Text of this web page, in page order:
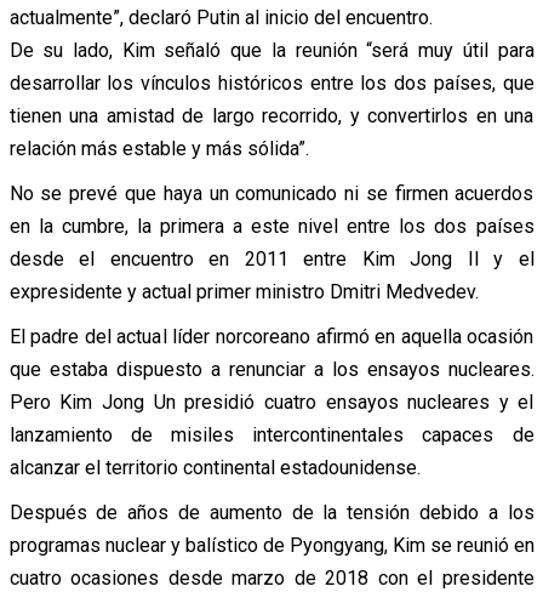
actualmente”, declaró Putin al inicio del encuentro.
De su lado, Kim señaló que la reunión “será muy útil para
desarrollar los vínculos históricos entre los dos países, que
tienen una amistad de largo recorrido, y convertirlos en una
relación más estable y más sólida”.
No se prevé que haya un comunicado ni se firmen acuerdos
en la cumbre, la primera a este nivel entre los dos países
desde el encuentro en 2011 entre Kim Jong Il y el
expresidente y actual primer ministro Dmitri Medvedev.
El padre del actual líder norcoreano afirmó en aquella ocasión
que estaba dispuesto a renunciar a los ensayos nucleares.
Pero Kim Jong Un presidió cuatro ensayos nucleares y el
lanzamiento de misiles intercontinentales capaces de
alcanzar el territorio continental estadounidense.
Después de años de aumento de la tensión debido a los
programas nuclear y balístico de Pyongyang, Kim se reunió en
cuatro ocasiones desde marzo de 2018 con el presidente